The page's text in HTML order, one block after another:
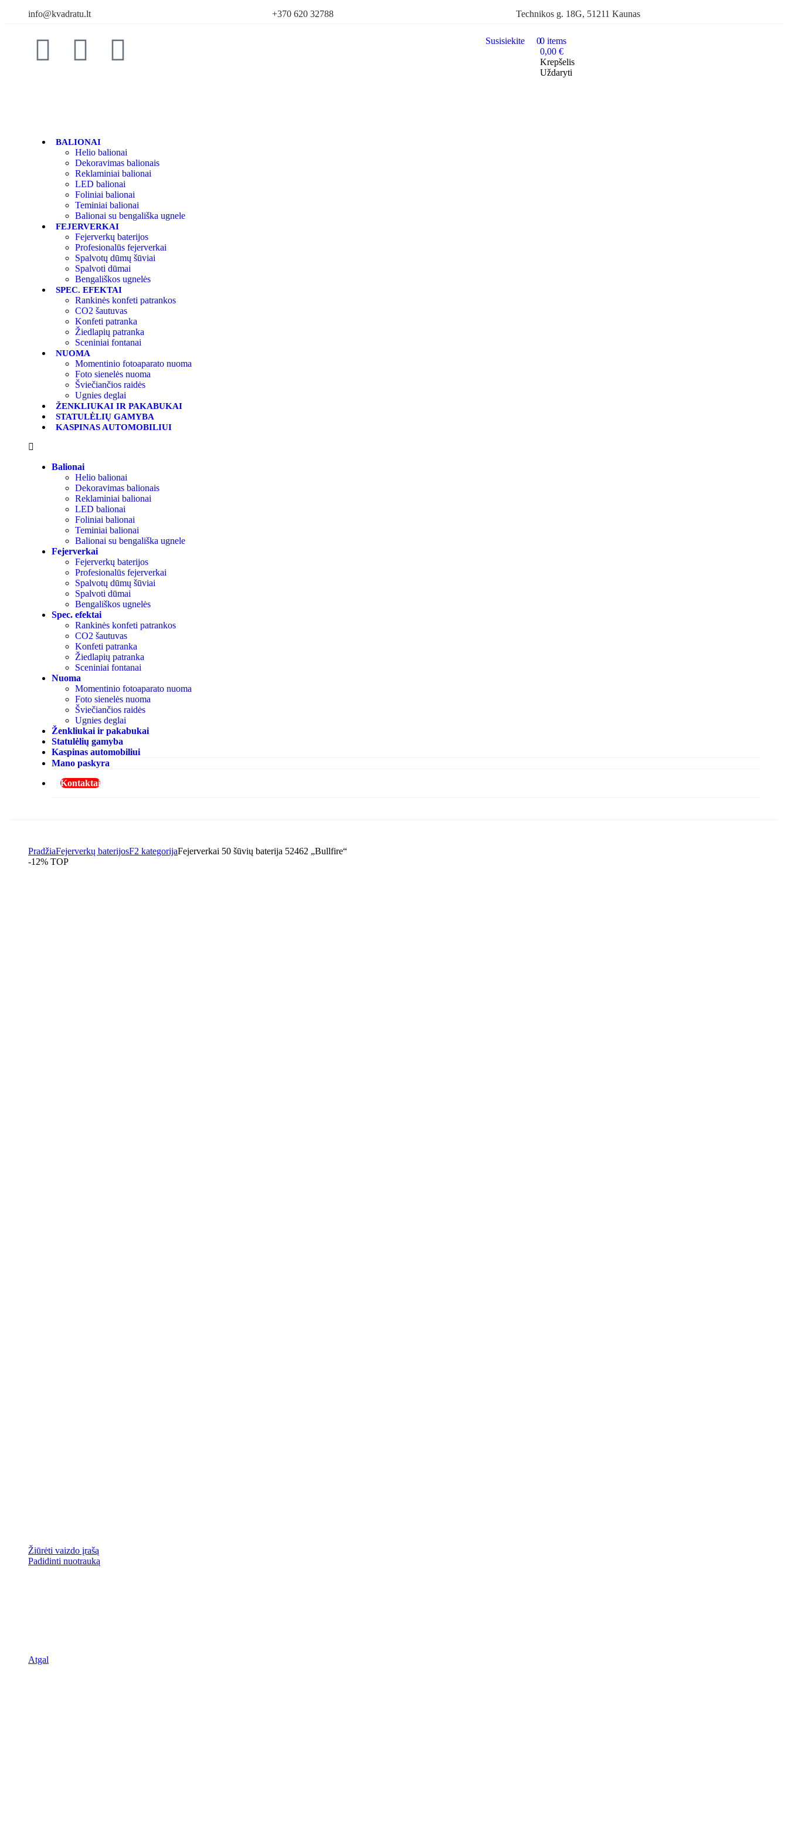
info@kvadratu.lt +370 620 32788 Technikos g. 18G, 51211 Kaunas
Susisiekite 00items
0,00€
Krepšelis
Uždaryti
BALIONAI
Helio balionai
Dekoravimas balionais
Reklaminiai balionai
LED balionai
Foliniai balionai
Teminiai balionai
Balionai su bengališka ugnele
FEJERVERKAI
Fejerverkų baterijos
Profesionalūs fejerverkai
Spalvotų dūmų šūviai
Spalvoti dūmai
Bengališkos ugnelės
SPEC. EFEKTAI
Rankinės konfeti patrankos
CO2 šautuvas
Konfeti patranka
Žiedlapių patranka
Sceniniai fontanai
NUOMA
Momentinio fotoaparato nuoma
Foto sienelės nuoma
Šviečiančios raidės
Ugnies deglai
ŽENKLIUKAI IR PAKABUKAI
STATULĖLIŲ GAMYBA
KASPINAS AUTOMOBILIUI
Balionai
Helio balionai
Dekoravimas balionais
Reklaminiai balionai
LED balionai
Foliniai balionai
Teminiai balionai
Balionai su bengališka ugnele
Fejerverkai
Fejerverkų baterijos
Profesionalūs fejerverkai
Spalvotų dūmų šūviai
Spalvoti dūmai
Bengališkos ugnelės
Spec. efektai
Rankinės konfeti patrankos
CO2 šautuvas
Konfeti patranka
Žiedlapių patranka
Sceniniai fontanai
Nuoma
Momentinio fotoaparato nuoma
Foto sienelės nuoma
Šviečiančios raidės
Ugnies deglai
Ženkliukai ir pakabukai
Statulėlių gamyba
Kaspinas automobiliui
Mano paskyra
Kontaktai
PradžiaFejerverkų baterijosF2 kategorijaFejerverkai 50 šūvių baterija 52462 „Bullfire“
-12% TOP
Žiūrėti vaizdo įrašą
Padidinti nuotrauką
Atgal